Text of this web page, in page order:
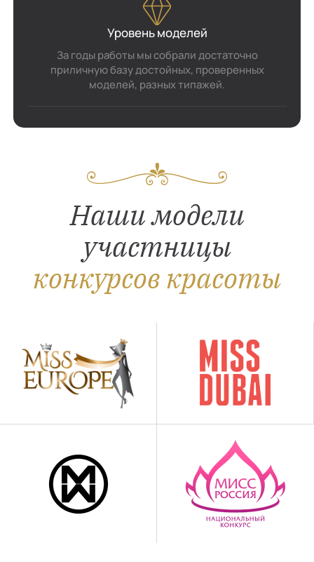
Уровень моделей
За годы работы мы собрали достаточно
приличную базу достойных, проверенных
моделей, разных типажей.
Наши модели
участницы
конкурсов красоты